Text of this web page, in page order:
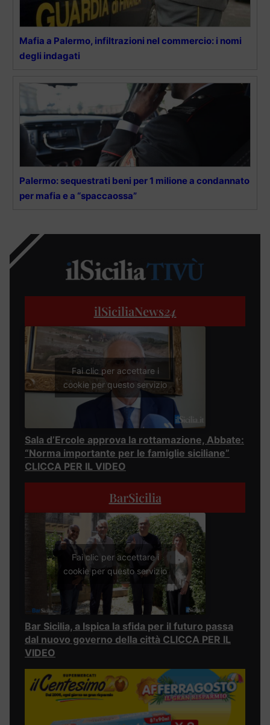
Mafia a Palermo, infiltrazioni nel commercio: i nomi
degli indagati
Palermo: sequestrati beni per 1 milione a condannato
per mafia e a “spaccaossa”
ilSiciliaNews24
Fai clic per accettare i
cookie per questo servizio
Sala d’Ercole approva la rottamazione, Abbate:
“Norma importante per le famiglie siciliane”
CLICCA PER IL VIDEO
BarSicilia
Fai clic per accettare i
cookie per questo servizio
Bar Sicilia, a Ispica la sfida per il futuro passa
dal nuovo governo della città CLICCA PER IL
VIDEO